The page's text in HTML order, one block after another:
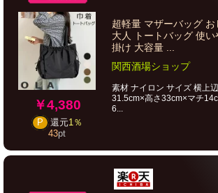
￥4,380
P 還元1％
43pt
超軽量 マザーバッグ
大人 トートバッグ 使
掛け 大容量 ...
関西酒場ショップ
素材 ナイロン サイズ 横上
31.5cm×高さ33cm×マチ
6...